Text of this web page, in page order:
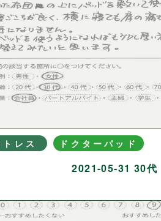
トレス ドクターパッド
2021-05-31 30代